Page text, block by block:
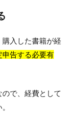
入した書籍が経
申告する必要有
で、経費として